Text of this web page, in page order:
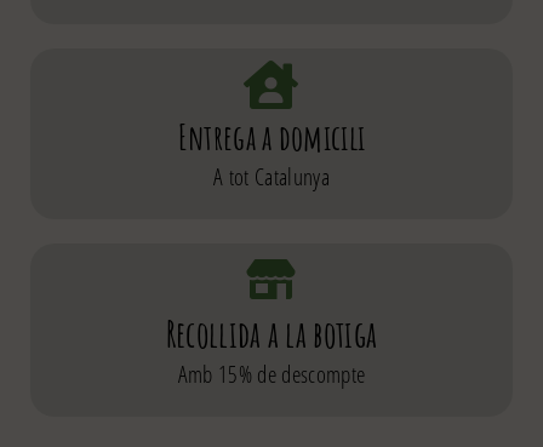
Entrega a domicili
A tot Catalunya
Recollida a la botiga
Amb 15% de descompte